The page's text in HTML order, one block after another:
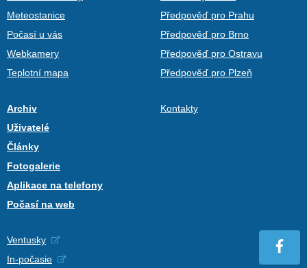
Meteostanice
Počasí u vás
Webkamery
Teplotní mapa
Předpověď pro Prahu
Předpověď pro Brno
Předpověď pro Ostravu
Předpověď pro Plzeň
Archiv
Uživatelé
Články
Fotogalerie
Aplikace na telefony
Počasí na web
Kontakty
Ventusky
In-počasie